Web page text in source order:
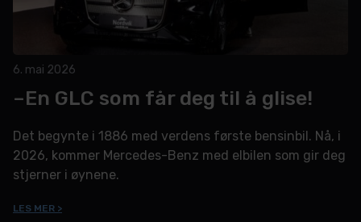
6. mai 2026
–En GLC som får deg til å glise!
Det begynte i 1886 med verdens første bensinbil. Nå, i
2026, kommer Mercedes-Benz med elbilen som gir deg
stjerner i øynene.
LES MER >